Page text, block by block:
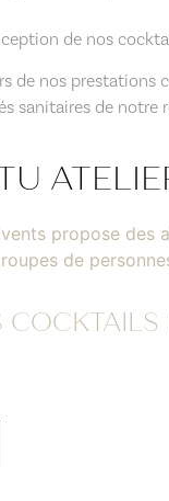
de nos
de nos prestations
sanitaires de notre